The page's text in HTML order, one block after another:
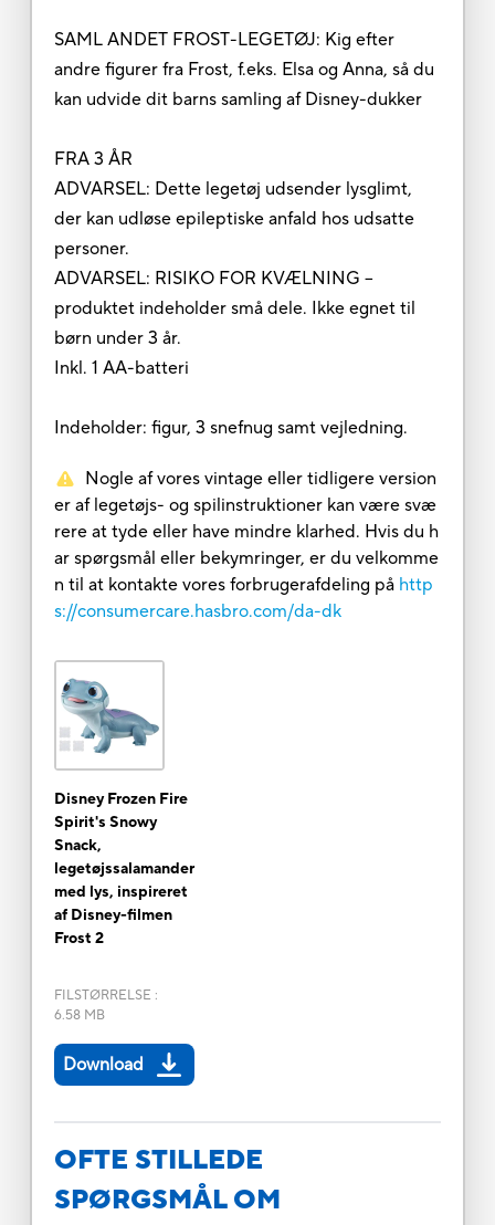
SAML ANDET FROST-LEGETØJ: Kig efter
andre figurer fra Frost, f.eks. Elsa og Anna, så du
kan udvide dit barns samling af Disney-dukker
FRA 3 ÅR
ADVARSEL: Dette legetøj udsender lysglimt,
der kan udløse epileptiske anfald hos udsatte
personer.
ADVARSEL: RISIKO FOR KVÆLNING –
produktet indeholder små dele. Ikke egnet til
børn under 3 år.
Inkl. 1 AA-batteri
Indeholder: figur, 3 snefnug samt vejledning.
Nogle af vores vintage eller tidligere version
er af legetøjs- og spilinstruktioner kan være svæ
rere at tyde eller have mindre klarhed. Hvis du h
ar spørgsmål eller bekymringer, er du velkomme
n til at kontakte vores forbrugerafdeling på http
s://consumercare.hasbro.com/da-dk
Disney Frozen Fire
Spirit's Snowy
Snack,
legetøjssalamander
med lys, inspireret
af Disney-filmen
Frost 2
FILSTØRRELSE :
6.58 MB
Download
OFTE STILLEDE
SPØRGSMÅL OM